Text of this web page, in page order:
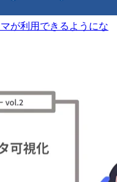
が利用できるようにな